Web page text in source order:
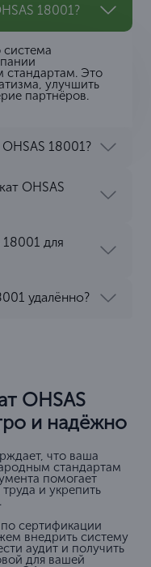
18001?
система
стандартам. Это
улучшить
партнёров.
18001?
OHSAS
18001 для
удалённо?
OHSAS
и надёжно
что ваша
стандартам
помогает
и укрепить
по сертификации
внедрить систему
аудит и получить
для вашей